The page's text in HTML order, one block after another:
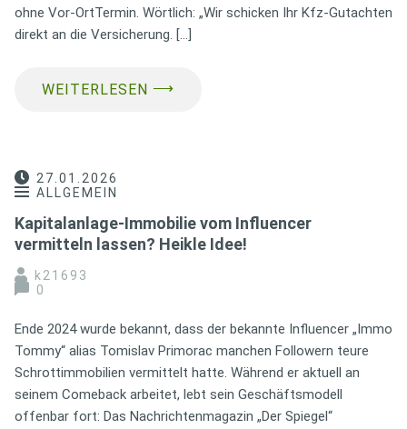
ohne Vor-OrtTermin. Wörtlich: „Wir schicken Ihr Kfz-Gutachten
direkt an die Versicherung. […]
WEITERLESEN ⟶
27.01.2026
ALLGEMEIN
Kapitalanlage-Immobilie vom Influencer
vermitteln lassen? Heikle Idee!
k21693
0
Ende 2024 wurde bekannt, dass der bekannte Influencer „Immo
Tommy“ alias Tomislav Primorac manchen Followern teure
Schrottimmobilien vermittelt hatte. Während er aktuell an
seinem Comeback arbeitet, lebt sein Geschäftsmodell
offenbar fort: Das Nachrichtenmagazin „Der Spiegel“